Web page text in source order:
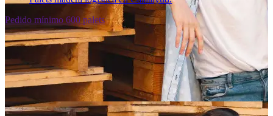
Pedido mínimo 600 palets